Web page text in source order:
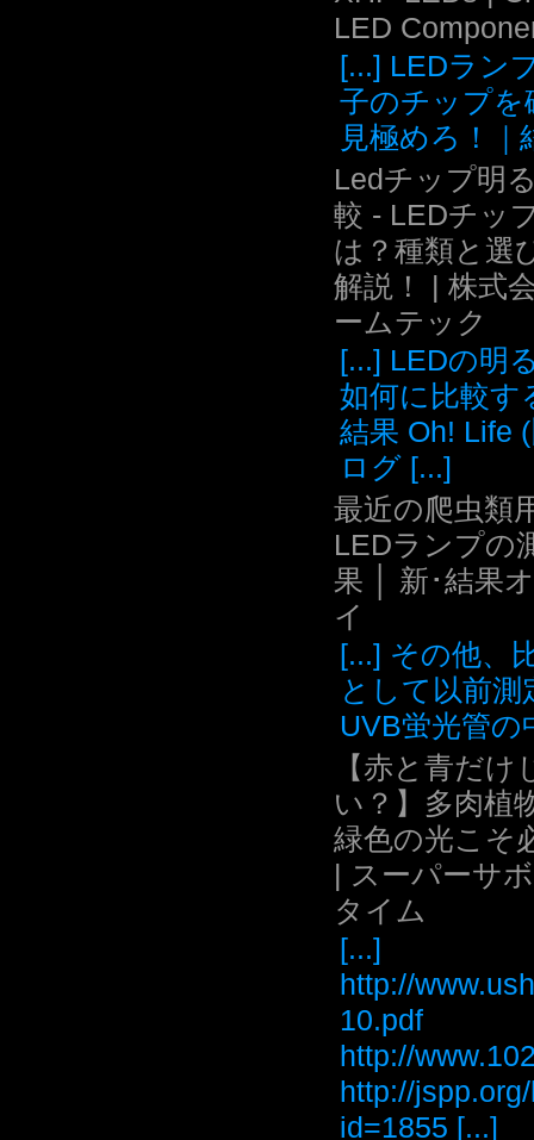
LED
[...] LEDラン
子のチップを
見極めろ！｜
Ledチップ明
較 - LEDチッ
は？種類と選
解説！ | 株式
ームテック
[...] LEDの明
如何に比較す
結果 Oh! Life
ログ [...]
最近の爬虫類
LEDランプの
果 │ 新･結果
イ
[...] その他、
として以前測
UVB蛍光管の
【赤と青だけ
い？】多肉植
緑色の光こそ
| スーパーサ
タイム
[...]
http://
10.pdf
http://
http://
id=1855 [...]